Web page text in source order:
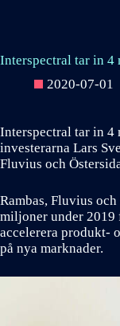
Interspectral tar in 4
2020-07-01
Interspectral tar in
investerarna Lars
Fluvius och
Rambas, Fluvius
miljoner under 2019
accelerera produkt-
på nya marknader.